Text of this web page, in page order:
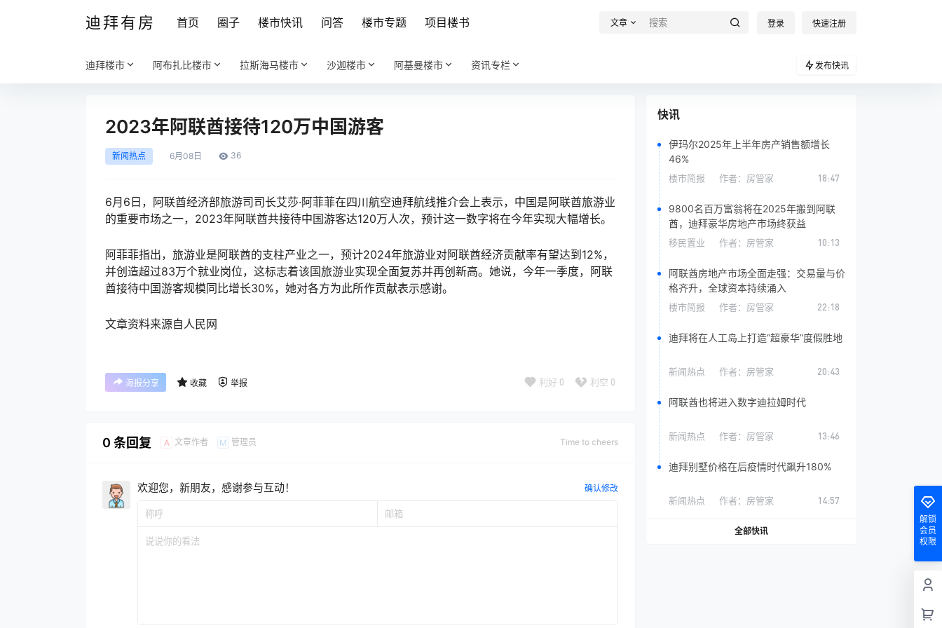
迪拜有房 首页 圈子 楼市快讯 问答 楼市专题 项目楼书 文章 登录 快速注册
迪拜楼市 阿布扎比楼市 拉斯海马楼市 沙迦楼市 阿基曼楼市 资讯专栏 发布快讯
2023年阿联酋接待120万中国游客
新闻热点 6月 08日 36
6月6日，阿联酋经济部旅游司司长艾莎·阿菲菲在四川航空迪拜航线推介会上表示，中国是阿联酋旅游业
的重要市场之一，2023年阿联酋共接待中国游客达120万人次，预计这一数字将在今年实现大幅增长。
阿菲菲指出，旅游业是阿联酋的支柱产业之一，预计2024年旅游业对阿联酋经济贡献率有望达到12%，
并创造超过83万个就业岗位，这标志着该国旅游业实现全面复苏并再创新高。她说，今年一季度，阿联
酋接待中国游客规模同比增长30%，她对各方为此所作贡献表示感谢。
文章资料来源自人民网
海报分享 收藏 举报 利好 0 利空 0
0 条回复 A 文章作者 M 管理员 Time to cheers
欢迎您，新朋友，感谢参与互动！ 确认修改
快讯
伊玛尔2025年上半年房产销售额增长
46%
楼市简报 作者： 房管家 18:47
9800名百万富翁将在2025年搬到阿联
酋，迪拜豪华房地产市场终获益
移民置业 作者： 房管家 10:13
阿联酋房地产市场全面走强：交易量与价
格齐升，全球资本持续涌入
楼市简报 作者： 房管家 22:18
迪拜将在人工岛上打造“超豪华”度假胜地
新闻热点 作者： 房管家 20:43
阿联酋也将进入数字迪拉姆时代
新闻热点 作者： 房管家 13:46
迪拜别墅价格在后疫情时代飙升180%
新闻热点 作者： 房管家 14:57
全部快讯
解锁
会员
权限